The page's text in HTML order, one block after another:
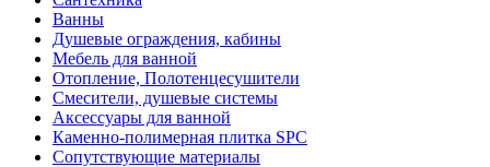
Ванны
Душевые ограждения, кабины
Мебель для ванной
Отопление, Полотенцесушители
Смесители, душевые системы
Аксессуары для ванной
Каменно-полимерная плитка SPC
Сопутствующие материалы